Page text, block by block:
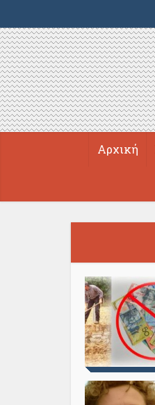
Αρχική